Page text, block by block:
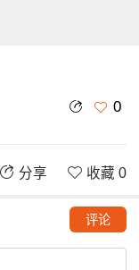
0
分享 收藏 0
评论